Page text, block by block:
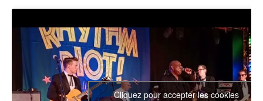
Cliquez pour accepter les cookies